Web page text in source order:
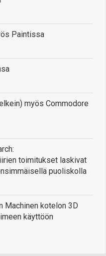
Paintissa
myös Commodore
toimitukset laskivat
puoliskolla
Machinen kotelon 3D
käyttöön